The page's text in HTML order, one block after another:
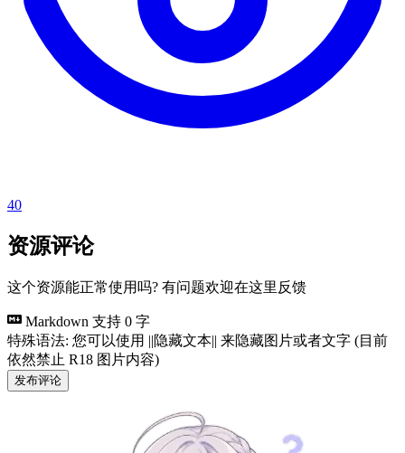
40
资源评论
这个资源能正常使用吗? 有问题欢迎在这里反馈
Markdown 支持 0 字
特殊语法: 您可以使用 ||隐藏文本|| 来隐藏图片或者文字 (目前
依然禁止 R18 图片内容)
发布评论